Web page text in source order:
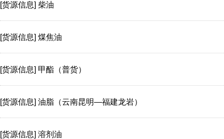
[货源信息] 柴油
[货源信息] 煤焦油
[货源信息] 甲酯（普货）
[货源信息] 油脂（云南昆明—福建龙岩）
[货源信息] 溶剂油